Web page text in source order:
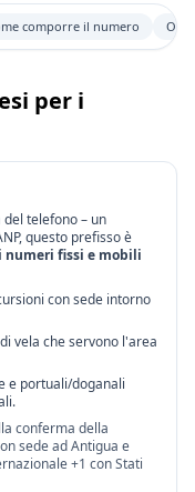
comporre il numero Ora
per i
del telefono – un
questo prefisso è
fissi e mobili
con sede intorno
vela che servono l'area
e portuali/doganali
conferma della
sede ad Antigua e
+1 con Stati